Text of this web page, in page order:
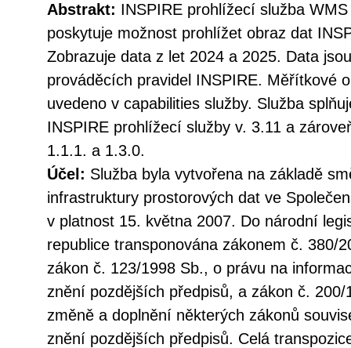
Abstrakt: INSPIRE prohlížecí služba
poskytuje možnost prohlížet obraz dat
Zobrazuje data z let 2024 a 2025. Data
prováděcích pravidel INSPIRE. Měřítkové
uvedeno v capabilities služby. Služba
INSPIRE prohlížecí služby v. 3.11 a
1.1.1. a 1.3.0.
Účel: Služba byla vytvořena na základě
infrastruktury prostorových dat ve
v platnost 15. května 2007. Do národní
republice transponována zákonem č. 380/
zákon č. 123/1998 Sb., o právu na
znění pozdějších předpisů, a zákon č.
změně a doplnění některých zákonů
znění pozdějších předpisů. Celá